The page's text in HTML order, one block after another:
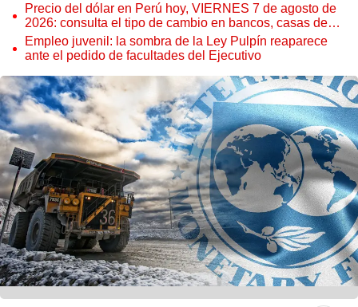
Precio del dólar en Perú hoy, VIERNES 7 de agosto de
2026: consulta el tipo de cambio en bancos, casas de
cambio y plataformas digitales
Empleo juvenil: la sombra de la Ley Pulpín reaparece
ante el pedido de facultades del Ejecutivo